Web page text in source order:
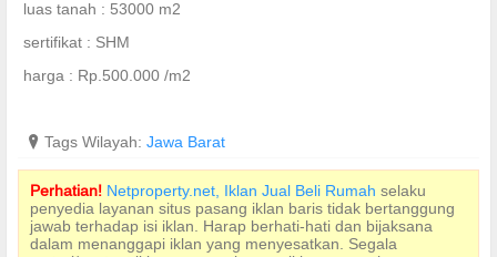
luas tanah : 53000 m2
sertifikat : SHM
harga : Rp.500.000 /m2
? Tags Wilayah: Jawa Barat
Perhatian! Netproperty.net, Iklan Jual Beli Rumah selaku
penyedia layanan situs pasang iklan baris tidak bertanggung
jawab terhadap isi iklan. Harap berhati-hati dan bijaksana
dalam menanggapi iklan yang menyesatkan. Segala